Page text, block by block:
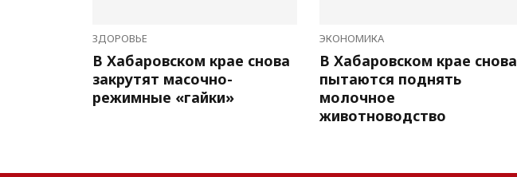
ЗДОРОВЬЕ
В Хабаровском крае снова
закрутят масочно-
режимные «гайки»
ЭКОНОМИКА
В Хабаровском крае снова
пытаются поднять
молочное
животноводство